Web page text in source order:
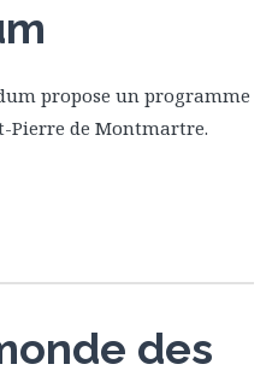
propose un programme
Pierre de Montmartre.
des